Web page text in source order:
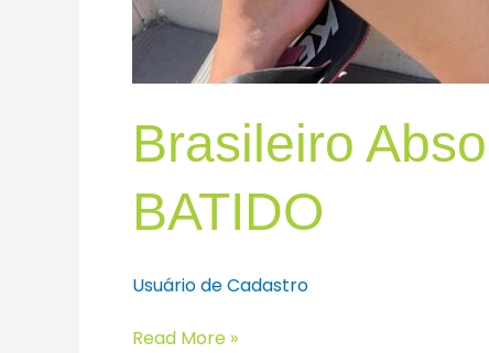
Brasileiro
BATIDO
Usuário de Cadastro
Read More »